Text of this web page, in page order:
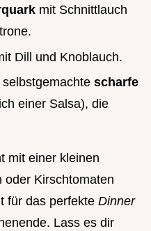
mit Schnittlauch
Dill und Knoblauch.
scharfe
einer Salsa), die
mit einer kleinen
oder Kirschtomaten
für das perfekte Dinner
Lass es dir